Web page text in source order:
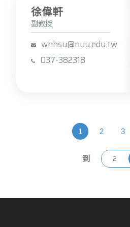
徐偉軒
副教授
whhsu@nuu.edu.tw
037-382318
1 2 3
到